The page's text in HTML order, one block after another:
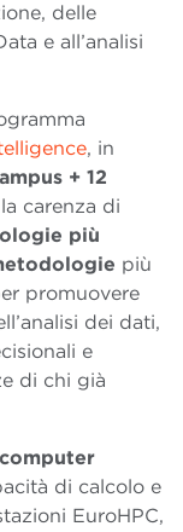
delle
e all’analisi
, in
+ 12
carenza di
più
più
promuovere
dei dati,
e
di chi già
di calcolo e
EuroHPC,